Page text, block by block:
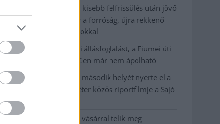
Nem biztató: a hétvégi kisebb felfrissülés után jövő
héten megint visszatér a forróság, újra rekkenő
hőség jön, akár 38 fokokkal
Közzétették a szakértői állásfoglalást, a Fiumei úti
fák többsége szakszerűen már nem ápolható
A MÚOSZ sajtódíjának második helyét nyerte el a
Borsod24 és a Paraméter közös riportfilmje a Sajó
szennyezéséről
Tánccal, zeneszóval és vásárral telik meg